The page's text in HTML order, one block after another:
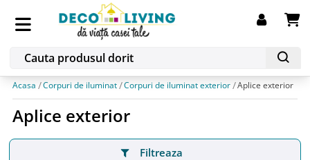
Acasa Corpuri de iluminat Corpuri de iluminat exterior Aplice exterior
Aplice exterior
Filtreaza